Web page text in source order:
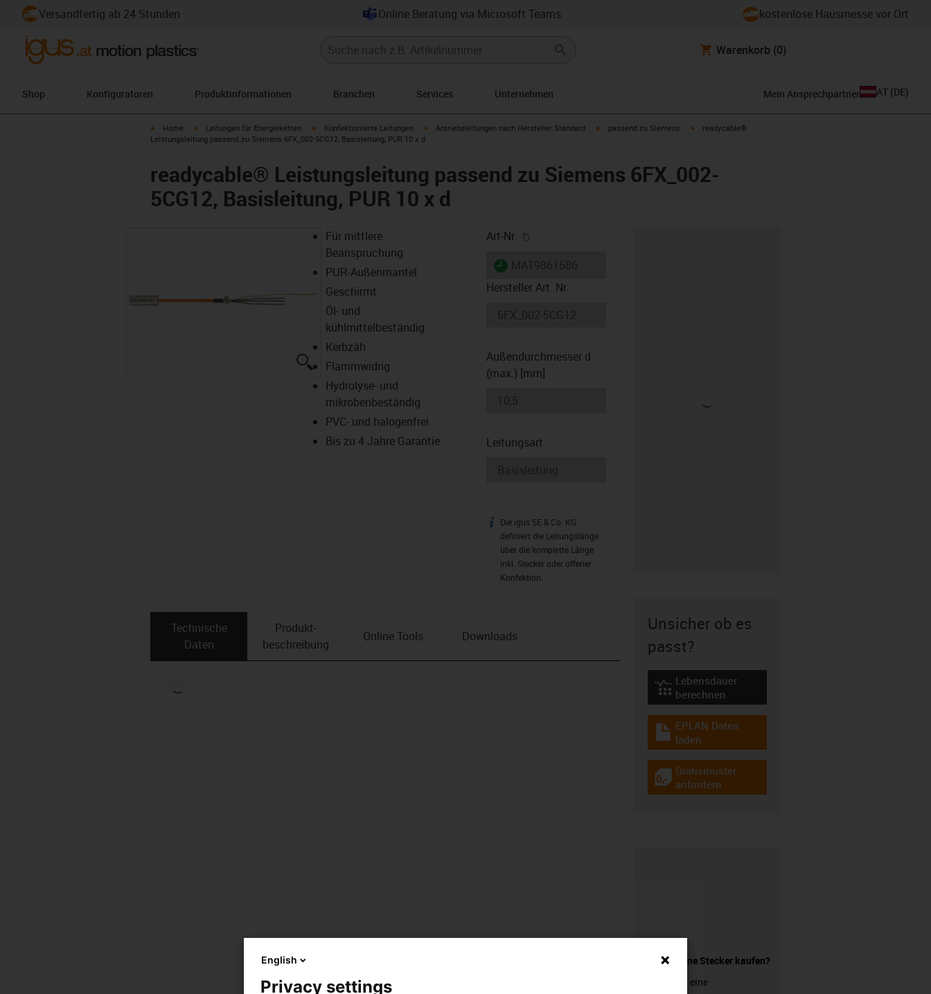
Versandfertig ab 24 Stunden Online Beratung via Microsoft Teams kostenlose Hausmesse vor Ort
Warenkorb (0)
Shop Konfiguratoren Produktinformationen Branchen Services Unternehmen Mein Ansprechpartner AT (DE)
igus-icon-arrow-right
Home igus-icon-arrow-right
Leitungen für Energieketten igus-icon-arrow-right
Konfektionierte Leitungen igus-icon-arrow-right
Antriebsleitungen nach Hersteller Standard igus-icon-arrow-right
passend zu Siemens igus-icon-arrow-right
readycable®
Leistungsleitung passend zu Siemens 6FX_002-5CG12, Basisleitung, PUR 10 x d
readycable® Leistungsleitung passend zu Siemens 6FX_002-
5CG12, Basisleitung, PUR 10 x d
igus-icon-lupe
Für mittlere
Beanspruchung
PUR-Außenmantel
Geschirmt
Öl- und
kühlmittelbeständig
Kerbzäh
Flammwidrig
Hydrolyse- und
mikrobenbeständig
PVC- und halogenfrei
Bis zu 4 Jahre Garantie
Art-Nr.
igus-icon-lieferzeit
Hersteller Art. Nr.
Außendurchmesser d
(max.) [mm]
Leitungsart
igus-icon-info
Die igus SE & Co. KG
definiert die Leitungslänge
über die komplette Länge
inkl. Stecker oder offener
Konfektion.
Technische
Daten
Produkt­
beschreibung
Online Tools Downloads
Unsicher ob es
passt?
igus-icon-lebensdauerrechner
Lebensdauer
berechnen
igus-icon-download-plan
EPLAN Daten
laden
igus-icon-gratismuster
Gratismuster
anfordern
Leitung ohne Stecker kaufen?
Sie suchen eine
English
Privacy settings